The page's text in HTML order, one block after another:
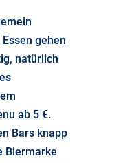
gehen
natürlich
ab 5 €.
Bars knapp
Biermarke